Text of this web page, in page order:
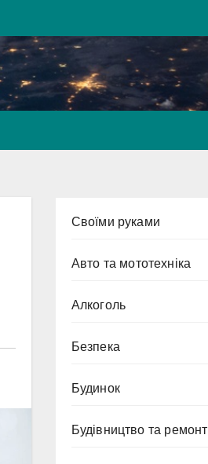
Cвоїми руками
Авто та мототехніка
Алкоголь
Безпека
Будинок
Будівництво та ремонт